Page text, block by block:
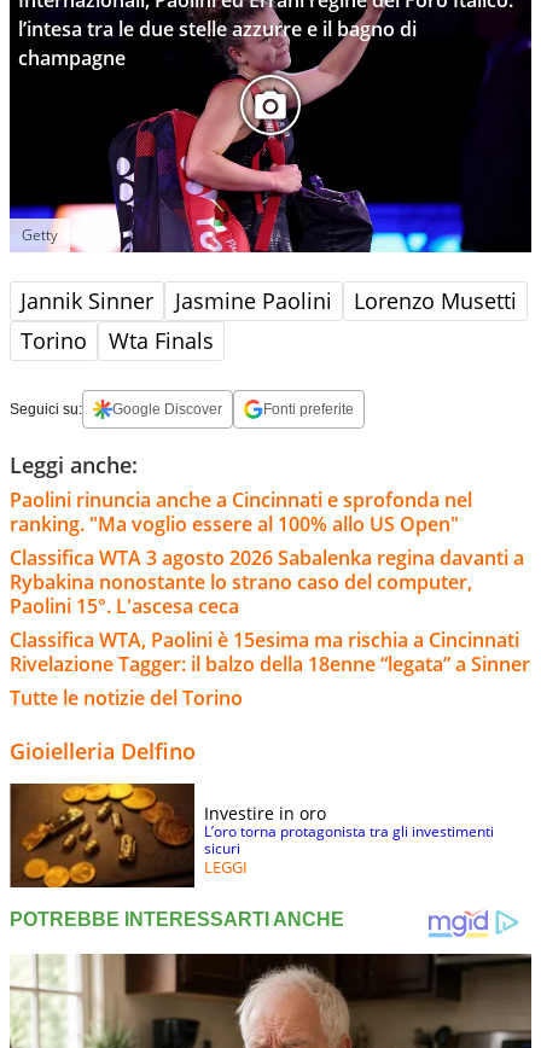
l’intesa tra le due stelle azzurre e il bagno di
champagne
Getty
Jannik Sinner Jasmine Paolini
Lorenzo Musetti
Torino
Wta Finals
Seguici su: Google Discover Fonti preferite
Leggi anche:
Paolini rinuncia anche a Cincinnati e sprofonda nel
ranking. "Ma voglio essere al 100% allo US Open"
Classifica WTA 3 agosto 2026 Sabalenka regina davanti a
Rybakina nonostante lo strano caso del computer,
Paolini 15°. L'ascesa ceca
Classifica WTA, Paolini è 15esima ma rischia a Cincinnati
Rivelazione Tagger: il balzo della 18enne “legata” a Sinner
Tutte le notizie del Torino
Gioielleria Delfino
Investire in oro
L’oro torna protagonista tra gli investimenti
sicuri
LEGGI